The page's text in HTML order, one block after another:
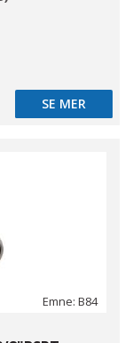
SE MER
SE MER
Emne: B84